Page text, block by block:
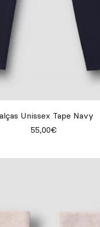
Unissex Tape Navy
55,00€